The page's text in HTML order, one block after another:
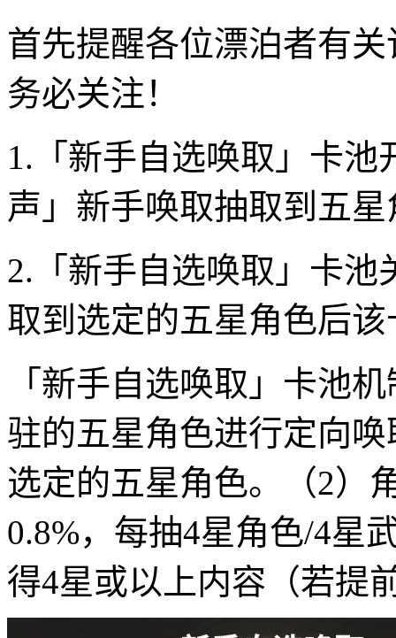
首先提醒各位漂泊者有
务必关注！
1.「新手自选唤取」卡
声」新手唤取抽取到五
2.「新手自选唤取」卡
取到选定的五星角色后
「新手自选唤取」卡池
驻的五星角色进行定向
选定的五星角色。（2）
0.8%，每抽4星角色/4星
得4星或以上内容（若提